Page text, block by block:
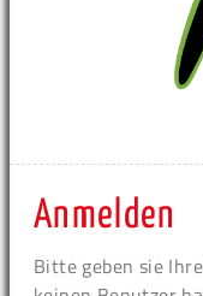
Anmelden
Bitte geben sie